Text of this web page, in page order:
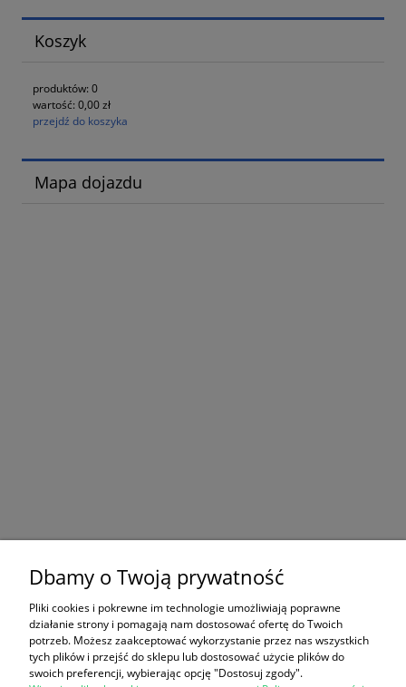
Koszyk
produktów: 0
wartość: 0,00 zł
przejdź do koszyka
Mapa dojazdu
Dbamy o Twoją prywatność
Pliki cookies i pokrewne im technologie umożliwiają poprawne
działanie strony i pomagają nam dostosować ofertę do Twoich
potrzeb. Możesz zaakceptować wykorzystanie przez nas wszystkich
tych plików i przejść do sklepu lub dostosować użycie plików do
swoich preferencji, wybierając opcję "Dostosuj zgody".